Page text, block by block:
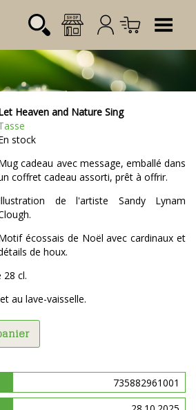
Référence Quantité
Heaven and Nature Sing
stock
cadeau avec message, emballé dans
coffret cadeau assorti, prêt à offrir.
de l'artiste Sandy Lynam
écossais de Noël avec cardinaux et
de houx.
28 cl.
au lave-vaisselle.
735882961001